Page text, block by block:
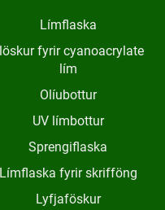
Límflaska
fyrir cyanoacrylate
lím
Olíubottur
UV límbottur
Sprengiflaska
Límflaska fyrir skrifföng
Lyfjaföskur